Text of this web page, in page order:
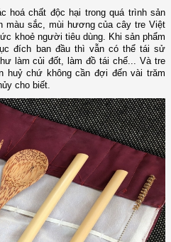
hoá chất độc hại trong quá trình sản
màu sắc, mùi hương của cây tre Việt
khoẻ người tiêu dùng. Khi sản phẩm
đích ban đầu thì vẫn có thể tái sử
làm củi đốt, làm đồ tái chế... Và tre
huỷ chứ không cần đợi đến vài trăm
cho biết.